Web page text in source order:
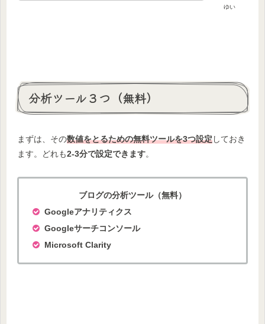
ゆい
分析ツール３つ（無料）
まずは、その数値をとるための無料ツールを3つ設定しておき
ます。どれも2-3分で設定できます。
ブログの分析ツール（無料）
Googleアナリティクス
Googleサーチコンソール
Microsoft Clarity